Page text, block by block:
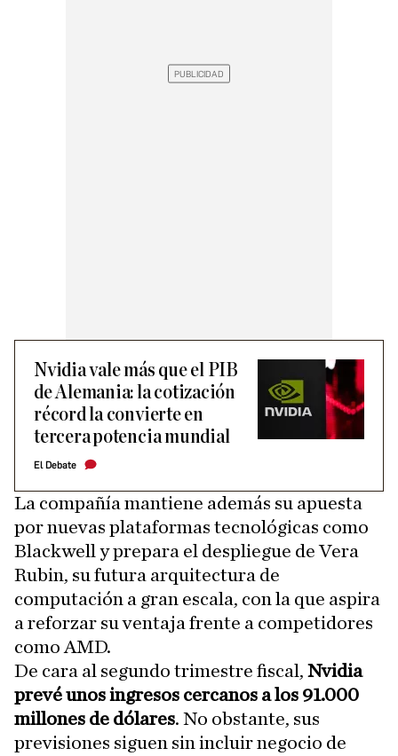
Nvidia vale más que el PIB
de Alemania: la cotización
récord la convierte en
tercera potencia mundial
El Debate
La compañía mantiene además su apuesta
por nuevas plataformas tecnológicas como
Blackwell y prepara el despliegue de Vera
Rubin, su futura arquitectura de
computación a gran escala, con la que aspira
a reforzar su ventaja frente a competidores
como AMD.
De cara al segundo trimestre fiscal, Nvidia
prevé unos ingresos cercanos a los 91.000
millones de dólares. No obstante, sus
previsiones siguen sin incluir negocio de